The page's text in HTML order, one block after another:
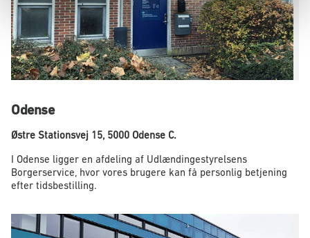
Odense
Østre Stationsvej 15, 5000 Odense C.
I Odense ligger en afdeling af Udlændingestyrelsens
Borgerservice, hvor vores brugere kan få personlig betjening
efter tidsbestilling.